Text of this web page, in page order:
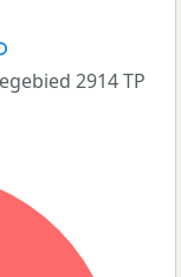
2914 TP